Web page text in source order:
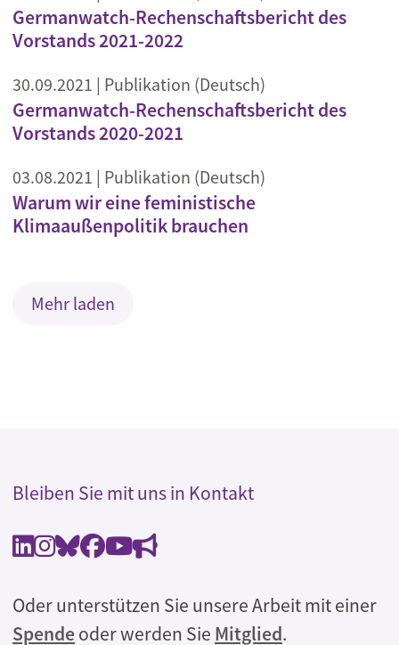
Germanwatch-Rechenschaftsbericht des
Vorstands 2021-2022
30.09.2021 | Publikation (Deutsch)
Germanwatch-Rechenschaftsbericht des
Vorstands 2020-2021
03.08.2021 | Publikation (Deutsch)
Warum wir eine feministische
Klimaaußenpolitik brauchen
Mehr laden
Bleiben Sie mit uns in Kontakt
Oder unterstützen Sie unsere Arbeit mit einer
Spendeoder werden Sie Mitglied.